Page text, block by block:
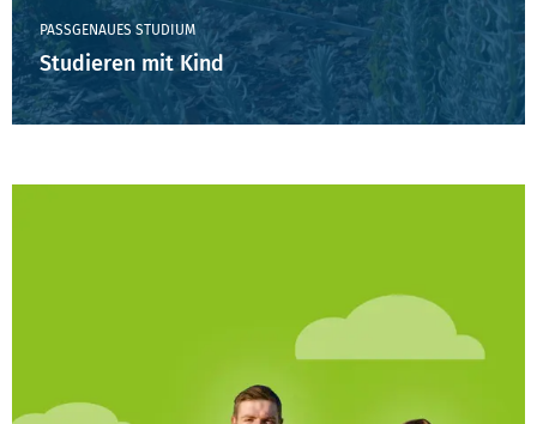
PASSGENAUES STUDIUM
Studieren mit Kind